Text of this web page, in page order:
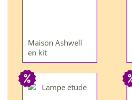
Maison Ashwell
en kit